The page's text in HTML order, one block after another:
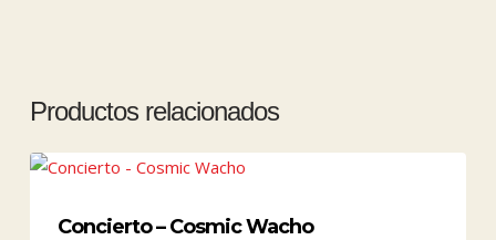
Productos relacionados
Concierto – Cosmic Wacho